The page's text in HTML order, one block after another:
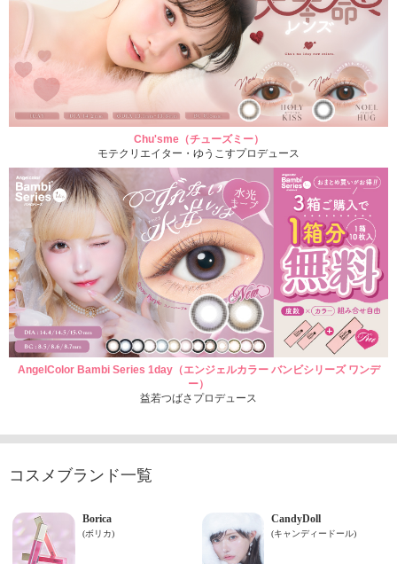
Chu'sme（チューズミー）
モテクリエイター・ゆうこすプロデュース
AngelColor Bambi Series 1day（エンジェルカラー バンビシリーズ ワンデ
ー）
益若つばさプロデュース
コスメブランド一覧